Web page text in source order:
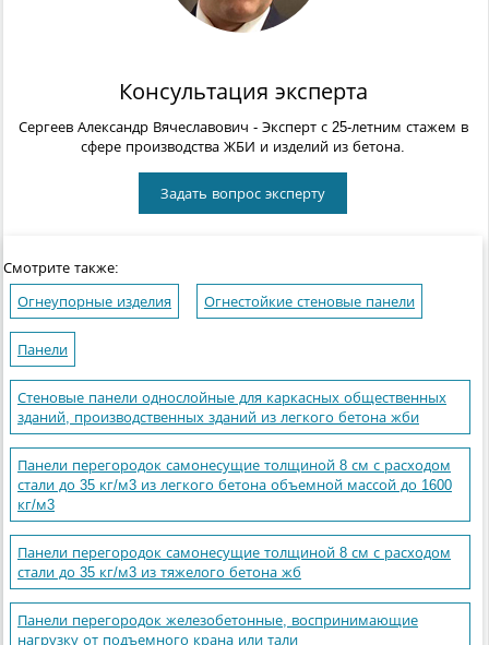
Консультация эксперта
Сергеев Александр Вячеславович - Эксперт с 25-летним стажем в
сфере производства ЖБИ и изделий из бетона.
Задать вопрос эксперту
Смотрите также:
Огнеупорные изделия Огнестойкие стеновые панели
Панели
Стеновые панели однослойные для каркасных общественных
зданий, производственных зданий из легкого бетона жби
Панели перегородок самонесущие толщиной 8 см с расходом
стали до 35 кг/м3 из легкого бетона объемной массой до 1600
кг/м3
Панели перегородок самонесущие толщиной 8 см с расходом
стали до 35 кг/м3 из тяжелого бетона жб
Панели перегородок железобетонные, воспринимающие
нагрузку от подъемного крана или тали